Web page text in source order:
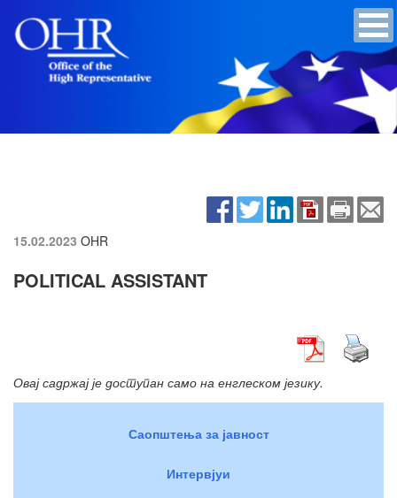
15.02.2023 OHR
POLITICAL ASSISTANT
Овај садржај је доступан само на енглеском језику.
Саопштења за јавност
Интервјуи